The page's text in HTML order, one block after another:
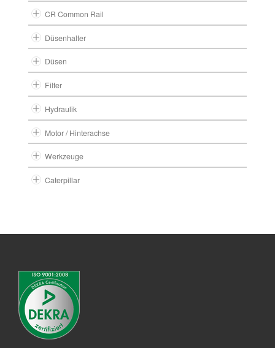
CR Common Rail
Düsenhalter
Düsen
Filter
Hydraulik
Motor / Hinterachse
Werkzeuge
Caterpillar